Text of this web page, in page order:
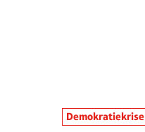
Demokratiekrise